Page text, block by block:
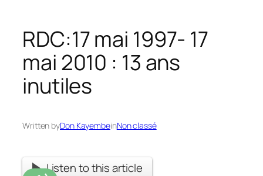
RDC:17 mai 1997- 17
mai 2010 : 13 ans
inutiles
Written byDon KayembeinNon classé
Listen to this article